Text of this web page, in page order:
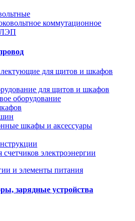
коммутационное
ЛЭП
для щитов и шкафов
для щитов и шкафов
оборудование
шкафы и аксессуары
электроэнергии
и элементы питания
зарядные устройства